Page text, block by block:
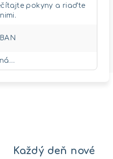
pokyny a riaďte
Každý deň nové